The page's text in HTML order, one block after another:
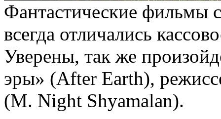
Фантастические
всегда отличались
Уверены, так же
эры» (After Earth),
(M. Night Shyamalan).